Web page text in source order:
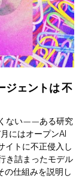
ジェントは不
ない——ある研究
にはオープンAI
イトに不正侵入し
き詰まったモデル
の仕組みを説明し